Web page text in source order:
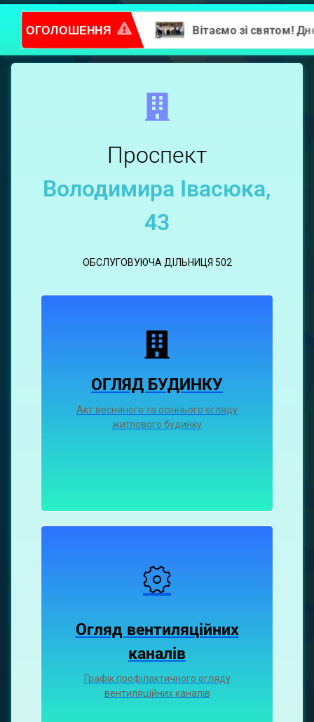
ОГОЛОШЕННЯ Повідомлення про надання послуг
Проспект
Володимира Івасюка,
43
ОБСЛУГОВУЮЧА ДІЛЬНИЦЯ 502
ОГЛЯД БУДИНКУ
Акт весняного та осіннього огляду
житлового будинку
Огляд вентиляційних
каналiв
Графiк профiлактичного огляду
вентиляцiйних каналiв